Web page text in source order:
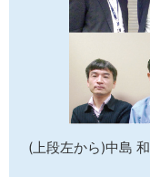
(上段左から)中島